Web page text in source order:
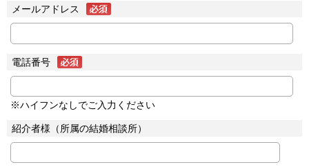
メールアドレス
電話番号
※ハイフンなしでご入力ください
紹介者様（所属の結婚相談所）